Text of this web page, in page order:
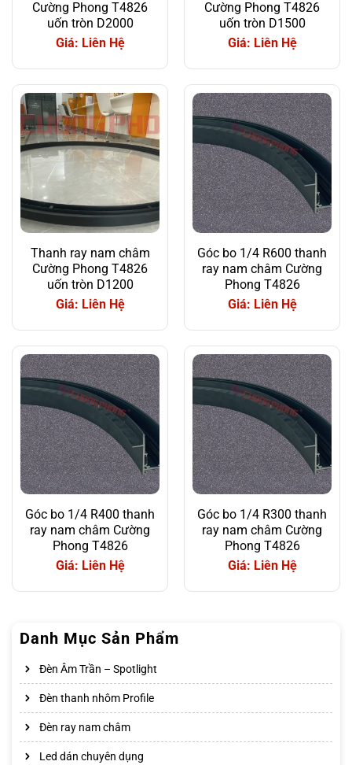
Danh Mục Sản Phẩm
Đèn Âm Trần – Spotlight
Đèn thanh nhôm Profile
Đèn ray nam châm
Led dán chuyên dụng
Cường Phong T4826
uốn tròn D2000
Giá: Liên Hệ
Cường Phong T4826
uốn tròn D1500
Giá: Liên Hệ
Thanh ray nam châm
Cường Phong T4826
uốn tròn D1200
Giá: Liên Hệ
Góc bo 1/4 R600 thanh
ray nam châm Cường
Phong T4826
Giá: Liên Hệ
Góc bo 1/4 R400 thanh
ray nam châm Cường
Phong T4826
Giá: Liên Hệ
Góc bo 1/4 R300 thanh
ray nam châm Cường
Phong T4826
Giá: Liên Hệ